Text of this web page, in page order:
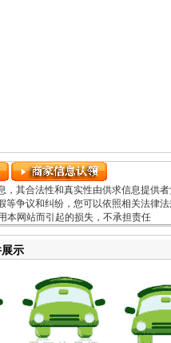
，其合法性和真实性由供求信息提供
等争议和纠纷，您可以依照相关法律
本网站而引起的损失，不承担责任
示